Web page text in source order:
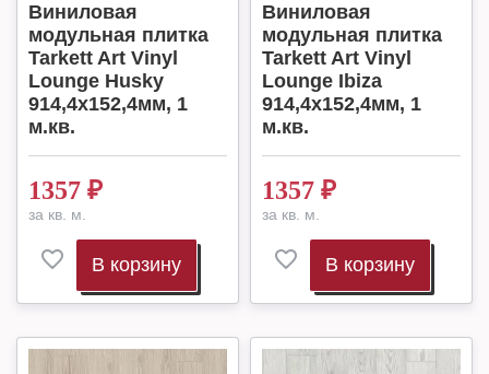
Виниловая
модульная плитка
Tarkett Art Vinyl
Lounge Husky
914,4х152,4мм, 1
м.кв.
1357 ₽
за кв. м.
В корзину
Виниловая
модульная плитка
Tarkett Art Vinyl
Lounge Ibiza
914,4х152,4мм, 1
м.кв.
1357 ₽
за кв. м.
В корзину